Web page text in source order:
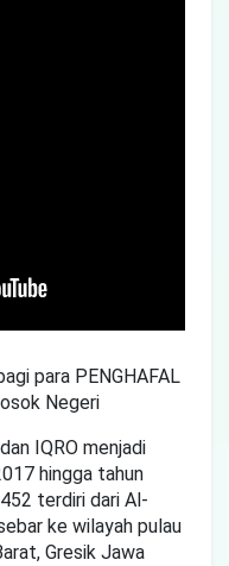
para PENGHAFAL
Negeri
IQRO menjadi
hingga tahun
terdiri dari Al-
ke wilayah pulau
Gresik Jawa